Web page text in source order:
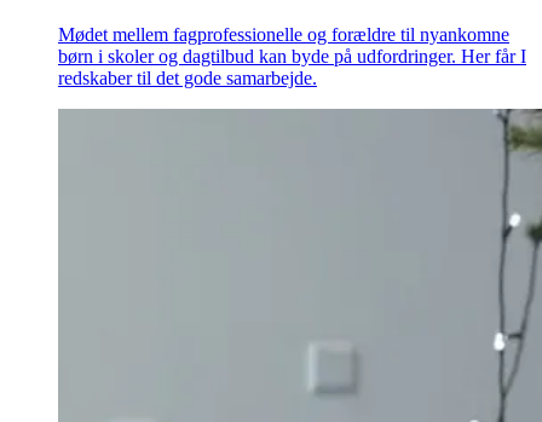
Mødet mellem fagprofessionelle og forældre til nyankomne
børn i skoler og dagtilbud kan byde på udfordringer. Her får I
redskaber til det gode samarbejde.